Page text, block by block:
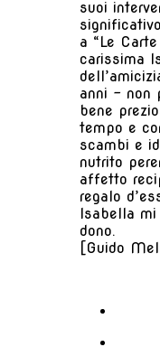
suoi
a “Le
carissima
anni – non
bene
tempo e
scambi e
nutrito
affetto
regalo
Isabella
dono.
[Guido